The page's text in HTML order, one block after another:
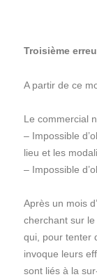
Troisième
A partir de ce
Le commercial
– Impossible
lieu et les
– Impossible
Après un mois
cherchant sur
qui, pour tenter
invoque leurs
sont liés à la